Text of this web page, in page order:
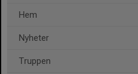
Hem
Nyheter
Truppen